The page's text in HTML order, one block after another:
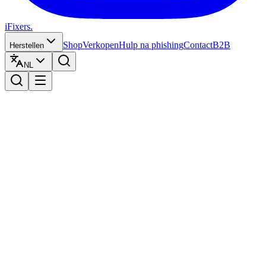
iFixers.
Herstellen ShopVerkopenHulp na phishingContactB2B
NL